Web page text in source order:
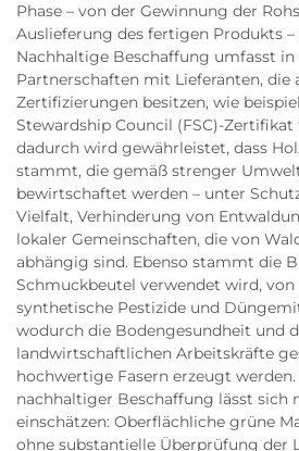
Phase – von der Gewinnung der
Auslieferung des fertigen Produkts
Nachhaltige Beschaffung umfasst in
Partnerschaften mit Lieferanten, die
Zertifizierungen besitzen, wie
Stewardship Council (FSC)-
dadurch wird gewährleistet, dass
stammt, die gemäß strenger
bewirtschaftet werden – unter
Vielfalt, Verhinderung von
lokaler Gemeinschaften, die von
abhängig sind. Ebenso stammt die
Schmuckbeutel verwendet wird, von
synthetische Pestizide und
wodurch die Bodengesundheit und
landwirtschaftlichen Arbeitskräfte
hochwertige Fasern erzeugt
nachhaltiger Beschaffung lässt sich
einschätzen: Oberflächliche grüne
ohne substantielle Überprüfung der